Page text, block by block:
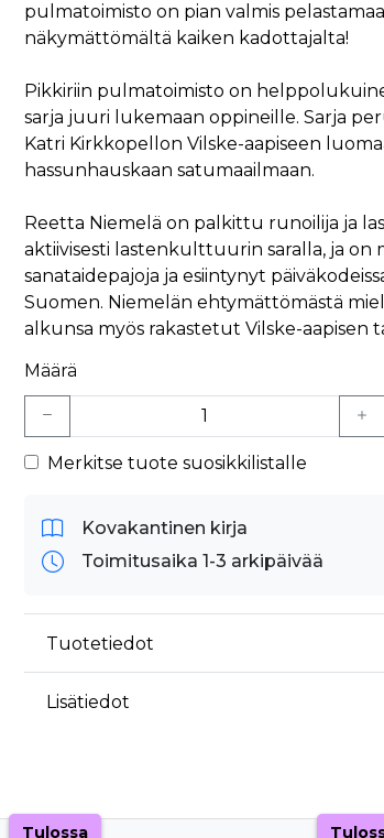
pulmatoimisto on pian valmis
näkymättömältä kaiken kadottajalta!
Pikkiriin pulmatoimisto on
sarja juuri lukemaan oppineille. Sarja
Katri Kirkkopellon Vilske-aapiseen
hassunhauskaan satumaailmaan.
Reetta Niemelä on palkittu runoilija ja
aktiivisesti lastenkulttuurin saralla, ja
sanataidepajoja ja esiintynyt
Suomen. Niemelän ehtymättömästä
alkunsa myös rakastetut Vilske-aapisen
Määrä
Merkitse tuote suosikkilistalle
Kovakantinen kirja
Toimitusaika 1-3 arkipäivää
Tuotetiedot
Lisätiedot
Tulossa